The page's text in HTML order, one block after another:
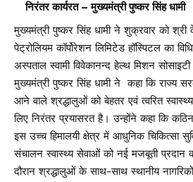
निरंतर कार्यरत – मुख्यमंत्री पुष्कर सिंह धामी
मुख्यमंत्री पुष्कर सिंह धामी ने शुक्रवार को श्री
पेट्रोलियम कॉर्पोरेशन लिमिटेड हॉस्पिटल का
अस्पताल स्वामी विवेकानन्द हेल्थ मिशन सोसाइटी
मुख्यमंत्री पुष्कर सिंह धामी ने कहा कि राज्य
आने वाले श्रद्धालुओं को बेहतर एवं त्वरित
लिए निरंतर प्रयासरत है। उन्होंने कहा कि कठिन
इस उच्च हिमालयी क्षेत्र में आधुनिक चिकित्सा
संचालन स्वास्थ्य सेवाओं को नई मजबूती प्रदान
दौरान श्रद्धालुओं के साथ-साथ स्थानीय